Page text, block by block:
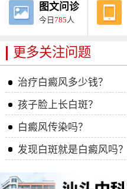
图文问诊
今日785 人
更多关注问题
治疗白癜风多少钱？
孩子脸上长白斑？
白癜风传染吗？
发现白斑就是白癜风吗？